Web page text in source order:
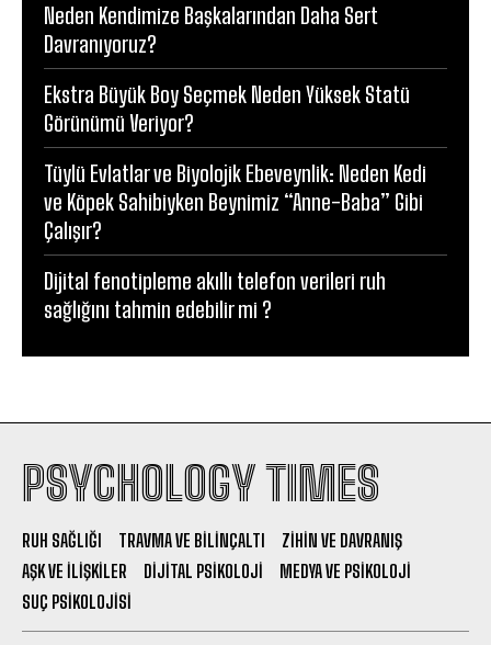
Neden Kendimize Başkalarından Daha Sert
Davranıyoruz?
Ekstra Büyük Boy Seçmek Neden Yüksek Statü
Görünümü Veriyor?
Tüylü Evlatlar ve Biyolojik Ebeveynlik: Neden Kedi
ve Köpek Sahibiyken Beynimiz “Anne-Baba” Gibi
Çalışır?
Dijital fenotipleme akıllı telefon verileri ruh
sağlığını tahmin edebilir mi ?
PSYCHOLOGY TIMES
RUH SAĞLIĞI TRAVMA VE BILINÇALTI
ZIHIN VE DAVRANIŞ
AŞK VE İLIŞKILER
DIJITAL PSIKOLOJI
MEDYA VE PSIKOLOJI
SUÇ PSIKOLOJISI